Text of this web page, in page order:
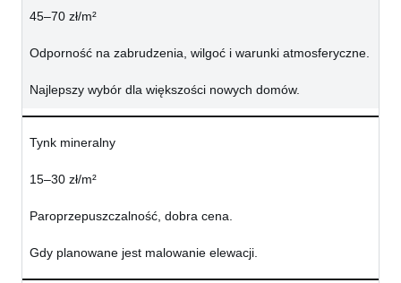
45–70 zł/m²
Odporność na zabrudzenia, wilgoć i warunki atmosferyczne.
Najlepszy wybór dla większości nowych domów.
Tynk mineralny
15–30 zł/m²
Paroprzepuszczalność, dobra cena.
Gdy planowane jest malowanie elewacji.